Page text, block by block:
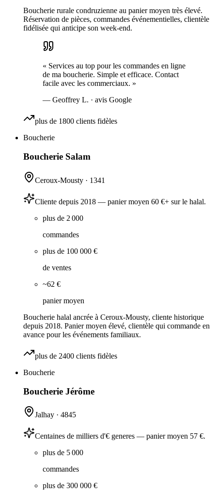
Boucherie rurale condruzienne au panier moyen très élevé.
Réservation de pièces, commandes événementielles, clientèle
fidélisée qui anticipe son week-end.
« Services au top pour les commandes en ligne
de ma boucherie. Simple et efficace. Contact
facile avec les commerciaux. »
— Geoffrey L. · avis Google
plus de 1800 clients fidèles
Boucherie
Boucherie Salam
Ceroux-Mousty · 1341
Cliente depuis 2018 — panier moyen 60 €+ sur le halal.
plus de 2 000
commandes
plus de 100 000 €
de ventes
~62 €
panier moyen
Boucherie halal ancrée à Ceroux-Mousty, cliente historique
depuis 2018. Panier moyen élevé, clientèle qui commande en
avance pour les événements familiaux.
plus de 2400 clients fidèles
Boucherie
Boucherie Jérôme
Jalhay · 4845
Centaines de milliers d'€ generes — panier moyen 57 €.
plus de 5 000
commandes
plus de 300 000 €